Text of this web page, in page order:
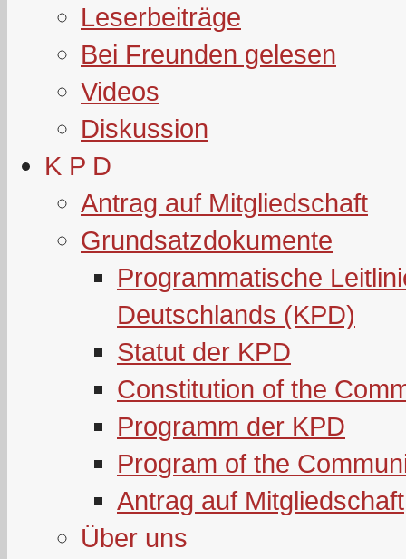
Leserbeiträge
Bei Freunden gelesen
Videos
Diskussion
K P D
Antrag auf Mitgliedschaft
Grundsatzdokumente
Programmatische
Deutschlands (KPD)
Statut der KPD
Constitution of the
Programm der KPD
Program of the
Antrag auf Mitgliedschaft
Über uns